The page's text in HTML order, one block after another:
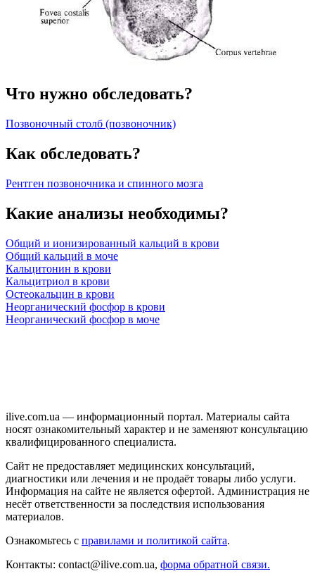
Что нужно обследовать?
Позвоночный столб (позвоночник)
Как обследовать?
Рентген позвоночника и спинного мозга
Какие анализы необходимы?
Общий и ионизированный кальций в крови
Общий кальций в моче
Кальцитонин в крови
Кальцитриол в крови
Остеокальцин в крови
Неорганический фосфор в крови
Неорганический фосфор в моче
ilive.com.ua — информационный портал. Материалы сайта
носят ознакомительный характер и не заменяют консультацию
квалифицированного специалиста.
Сайт не предоставляет медицинских консультаций,
диагностики или лечения и не продаёт товары либо услуги.
Информация на сайте не является офертой. Администрация не
несёт ответственности за последствия использования
материалов.
Ознакомьтесь с правилами и политикой сайта.
Контакты: contact@ilive.com.ua, форма обратной связи.